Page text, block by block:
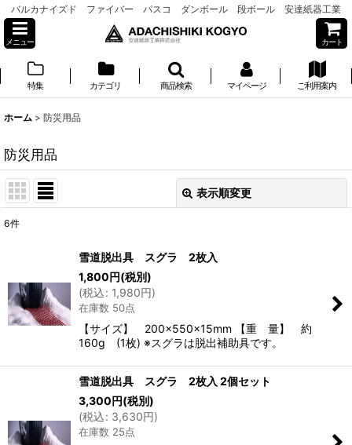
バルカナイズド ファイバー パスコ ダンボール 段ボール 安達紙器工業
メニュー カート
特集 カテゴリ 商品検索 マイページ ご利用案内
ホーム > 防災用品
防災用品
表示順変更
並び順:
絞り込む
6件
雪道脱出具 スグラ 2枚入
1,800円(税別)
(税込: 1,980円)
在庫数 50点
【サイズ】 200×550×15mm 【重 量】 約
160g (1枚) ※スグラは脱出補助具です。
雪道脱出具 スグラ 2枚入 2個セット
3,300円(税別)
(税込: 3,630円)
在庫数 25点